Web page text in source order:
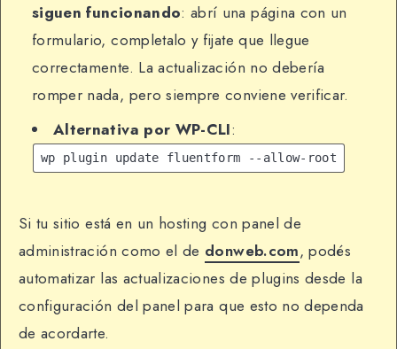
siguen funcionando: abrí una página con un
formulario, completalo y fijate que llegue
correctamente. La actualización no debería
romper nada, pero siempre conviene verificar.
Alternativa por WP-CLI:
wp plugin update fluentform --allow-root
Si tu sitio está en un hosting con panel de
administración como el de donweb.com, podés
automatizar las actualizaciones de plugins desde la
configuración del panel para que esto no dependa
de acordarte.